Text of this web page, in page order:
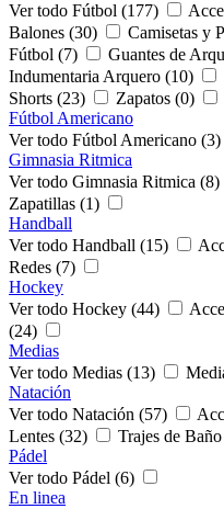
Ver todo Fútbol (177)
Balones (30)
Camisetas y
Fútbol (7)
Guantes de
Indumentaria Arquero (10)
Shorts (23)
Zapatos (0)
Fútbol Americano
Ver todo Fútbol Americano (3)
Gimnasia Ritmica
Ver todo Gimnasia Ritmica (8)
Zapatillas (1)
Handball
Ver todo Handball (15)
Redes (7)
Hockey
Ver todo Hockey (44)
(24)
Medias
Ver todo Medias (13)
Natación
Ver todo Natación (57)
Lentes (32)
Trajes de
Pádel
Ver todo Pádel (6)
En linea